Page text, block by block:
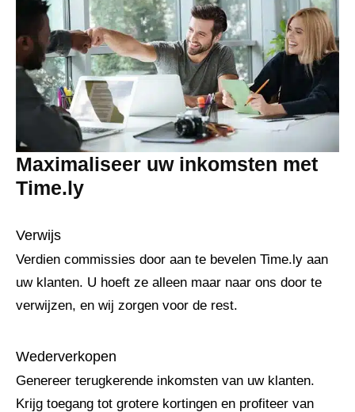
Maximaliseer uw inkomsten met
Time.ly
Verwijs
Verdien commissies door aan te bevelen Time.ly aan
uw klanten. U hoeft ze alleen maar naar ons door te
verwijzen, en wij zorgen voor de rest.
Wederverkopen
Genereer terugkerende inkomsten van uw klanten.
Krijg toegang tot grotere kortingen en profiteer van